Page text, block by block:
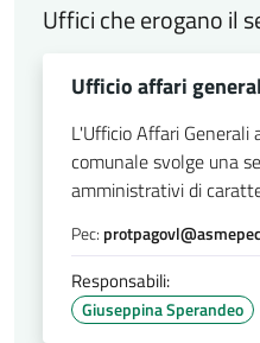
Uffici che erogano il
Ufficio affari
L'Ufficio Affari
comunale svolge una
amministrativi di
Pec:
Responsabili:
Giuseppina Sperandeo